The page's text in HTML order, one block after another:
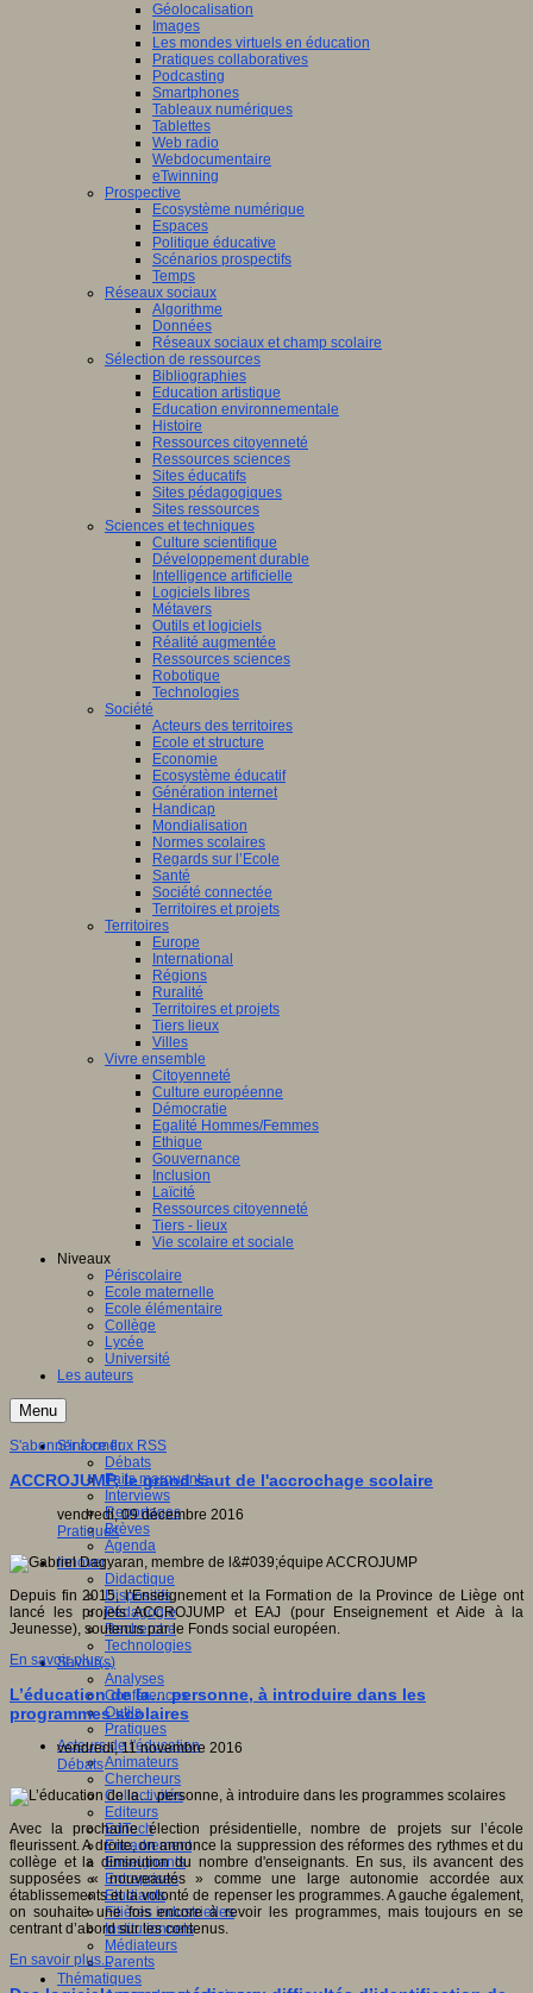
Géolocalisation
Images
Les mondes virtuels en éducation
Pratiques collaboratives
Podcasting
Smartphones
Tableaux numériques
Tablettes
Web radio
Webdocumentaire
eTwinning
Prospective
Ecosystème numérique
Espaces
Politique éducative
Scénarios prospectifs
Temps
Réseaux sociaux
Algorithme
Données
Réseaux sociaux et champ scolaire
Sélection de ressources
Bibliographies
Education artistique
Education environnementale
Histoire
Ressources citoyenneté
Ressources sciences
Sites éducatifs
Sites pédagogiques
Sites ressources
Sciences et techniques
Culture scientifique
Développement durable
Intelligence artificielle
Logiciels libres
Métavers
Outils et logiciels
Réalité augmentée
Ressources sciences
Robotique
Technologies
Société
Acteurs des territoires
Ecole et structure
Economie
Ecosystème éducatif
Génération internet
Handicap
Mondialisation
Normes scolaires
Regards sur l’Ecole
Santé
Société connectée
Territoires et projets
Territoires
Europe
International
Régions
Ruralité
Territoires et projets
Tiers lieux
Villes
Vivre ensemble
Citoyenneté
Culture européenne
Démocratie
Egalité Hommes/Femmes
Ethique
Gouvernance
Inclusion
Laïcité
Ressources citoyenneté
Tiers - lieux
Vie scolaire et sociale
Niveaux
Périscolaire
Ecole maternelle
Ecole élémentaire
Collège
Lycée
Université
Les auteurs
Menu
S'informer
Débats
Faits marquants
Interviews
Reportages
Brèves
Agenda
Innover
Didactique
Dispositifs
Pédagogie
Recherche
Technologies
Savoir(s)
Analyses
Conférences
Outils
Pratiques
Acteurs de l'éducation
Animateurs
Chercheurs
Collectivités
Editeurs
EdTech
Encadrement
Enseignants
Entreprises
Etudiants
Filières industrielles
Institutionnels
Médiateurs
Parents
Thématiques
S'abonner à ce flux RSS
ACCROJUMP, le grand saut de l'accrochage scolaire
vendredi, 09 décembre 2016
Pratiques
Depuis fin 2015, l’Enseignement et la Formation de la Province de Liège ont
lancé les projets ACCROJUMP et EAJ (pour Enseignement et Aide à la
Jeunesse), soutenus par le Fonds social européen.
En savoir plus...
L’éducation de la… personne, à introduire dans les
programmes scolaires
vendredi, 11 novembre 2016
Débats
Avec la prochaine élection présidentielle, nombre de projets sur l’école
fleurissent. A droite, on annonce la suppression des réformes des rythmes et du
collège et la diminution du nombre d'enseignants. En sus, ils avancent des
supposées « nouveautés » comme une large autonomie accordée aux
établissements et la volonté de repenser les programmes. A gauche également,
on souhaite une fois encore à revoir les programmes, mais toujours en se
centrant d’abord sur les contenus.
En savoir plus...